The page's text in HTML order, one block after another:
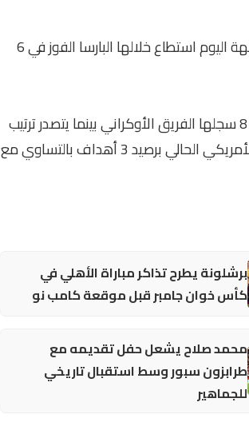
تاريخيا التقى فريقا برشلونة ضد شاختار دونيتسك في 9 مباريات قبل مواجهة اليوم استطاع خلالها البارسا الفوز في 6
ونجح نادي برشلونة في تسجيل 18 هدفًا بمرمى شاختار دونيتسك مقابل 8 سجلها الفريق الأوكراني بينما يتصدر ترتيب
هدافي مباريات الفريقين التاريخي النجم ليونيل ميسي لاعب انتر ميامي الأمريكي الحالي برصيد 3 أهداف بالتساوي مع
برشلونة يطرح تذاكر مباراة الأهلي في
كأس خوان جامبر قبل موقعة كامب نو
محمد صلاح يشعل حفل تقديمه مع
طرابزون سبور وسط استقبال تاريخي
للجماهير